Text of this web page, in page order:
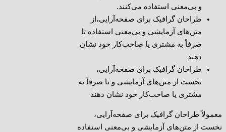
و بی‌معنی استفاده می‌کنند.
طراحان گرافیک برای صفحه‌آرایی،از
متن‌های آزمایشی و بی‌معنی استفاده تا
صرفاً به مشتری یا صاحب‌کار خود نشان
دهند
طراحان گرافیک برای صفحه‌آرایی،
نخست از متن‌های آزمایشی و تا صرفاً به
مشتری یا صاحب‌کار خود نشان دهند
معمولاً طراحان گرافیک برای صفحه‌آرایی،
نخست از متن‌های آزمایشی و بی‌معنی استفاده